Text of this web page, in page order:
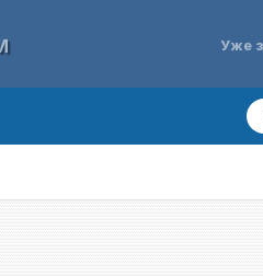
Уже